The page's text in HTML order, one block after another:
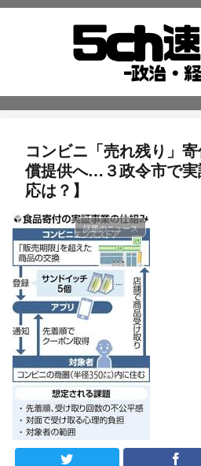
コンビニ「売れ残り」
償提供へ…３政令市で
応は？】
話題のニュース